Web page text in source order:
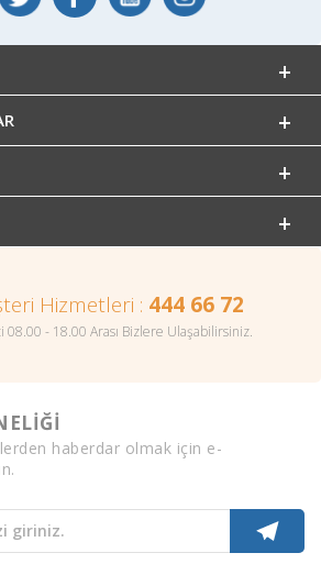
Hizmetleri : 444 66 72
08.00 - 18.00 Arası Bizlere Ulaşabilirsiniz.
haberdar olmak için e-